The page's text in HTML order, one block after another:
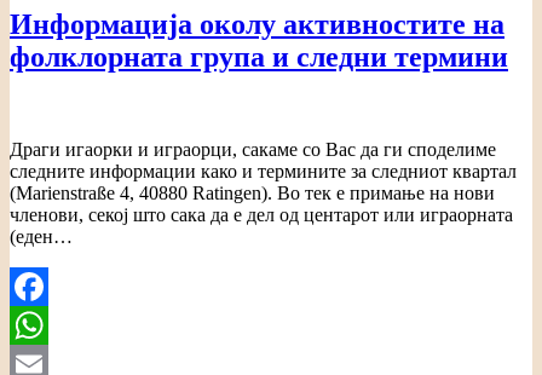
Информација околу активностите на
фолклорната група и следни термини
Драги игаорки и играорци, сакаме со Вас да ги споделиме
следните информации како и термините за следниот квартал
(Marienstraße 4, 40880 Ratingen). Во тек е примање на нови
членови, секој што сака да е дел од центарот или играорната
(еден…
Facebook
WhatsApp